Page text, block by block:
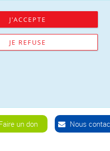
J'ACCEPTE
JE REFUSE
un don Nous